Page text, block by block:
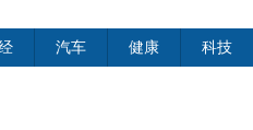
汽车 健康 科技